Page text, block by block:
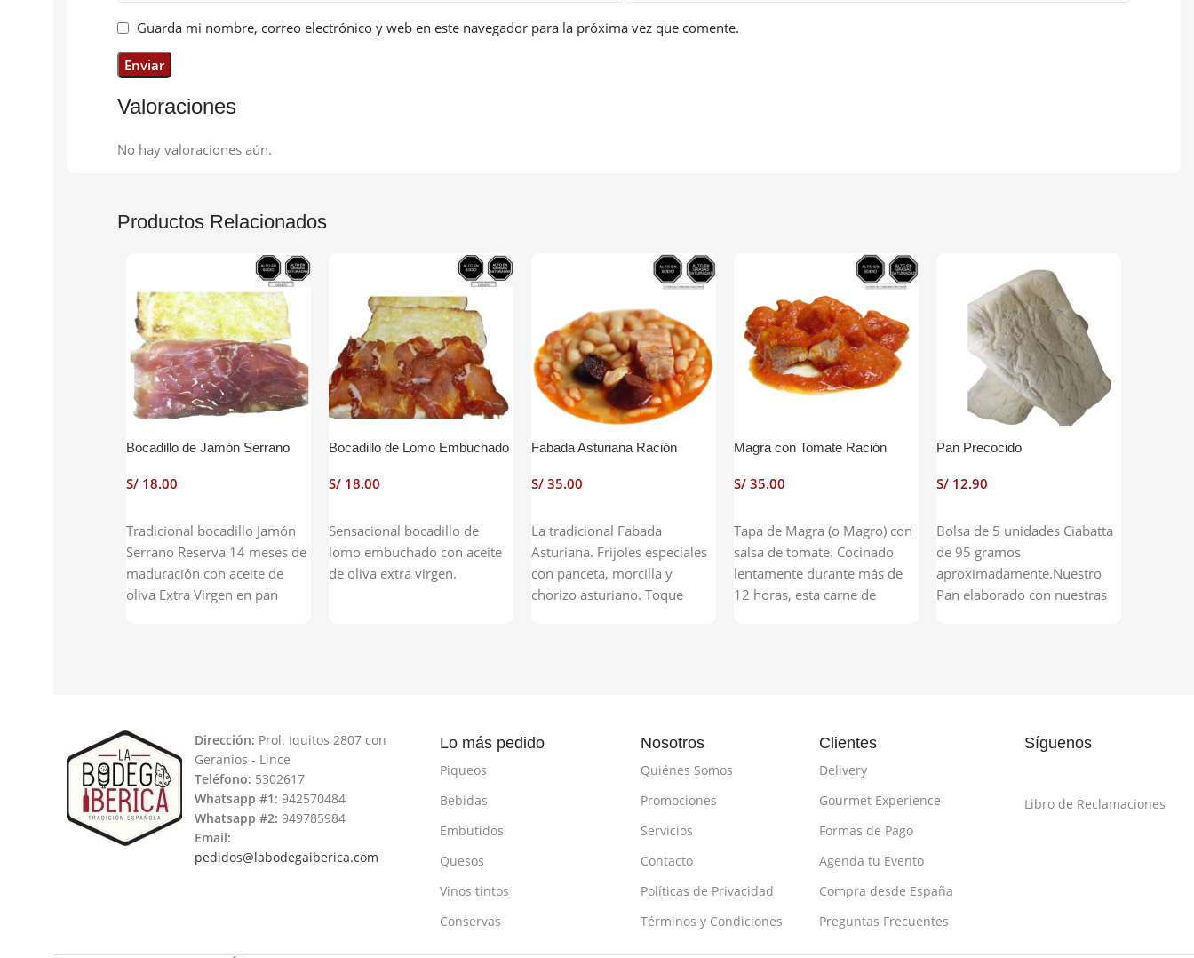
Valoraciones
No hay valoraciones aún.
Guarda mi nombre, correo electrónico y web en este navegador para la próxima vez que comente.
Productos Relacionados
Bocadillo de Jamón Serrano
S/
Tradicional bocadillo Jamón
Serrano Reserva 14 meses de
maduración con aceite de
oliva Extra Virgen en pan
Bocadillo de Lomo Embuchado
S/
Sensacional bocadillo de
lomo embuchado con aceite
de oliva extra virgen.
Fabada Asturiana Ración
S/
La tradicional Fabada
Asturiana. Frijoles especiales
con panceta, morcilla y
chorizo asturiano. Toque
Magra con Tomate Ración
S/
Tapa de Magra (o Magro) con
salsa de tomate. Cocinado
lentamente durante más de
12 horas, esta carne de
Pan Precocido
S/
Bolsa de 5 unidades Ciabatta
de 95 gramos
aproximadamente.Nuestro
Pan elaborado con nuestras
minutos en un Grill,
meses
pan con
Dirección: Prol. Iquitos 2807 con
Geranios - Lince
Teléfono: 5302617
Whatsapp #1: 942570484
Whatsapp #2: 949785984
Email:
pedidos@labodegaiberica.com
Lo más pedido
Piqueos
Bebidas
Embutidos
Quesos
Vinos tintos
Conservas
Nosotros
Quiénes Somos
Promociones
Servicios
Contacto
Políticas de Privacidad
Términos y Condiciones
Clientes
Delivery
Gourmet Experience
Formas de Pago
Agenda tu Evento
Compra desde España
Preguntas Frecuentes
Síguenos
Libro de Reclamaciones